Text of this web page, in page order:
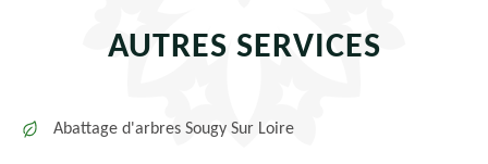
AUTRES SERVICES
Abattage d'arbres Sougy Sur Loire